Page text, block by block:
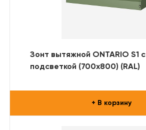
Зонт вытяжной ONTARIO S1 с
подсветкой (700x800) (RAL)
+ В корзину